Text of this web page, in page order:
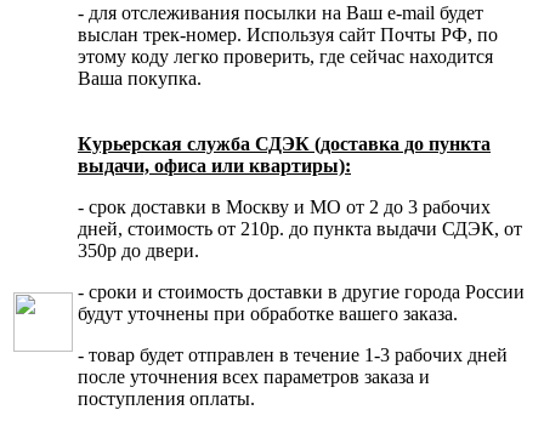
- для отслеживания посылки на Ваш e-mail будет
выслан трек-номер. Используя сайт Почты РФ, по
этому коду легко проверить, где сейчас находится
Ваша покупка.
Курьерская служба СДЭК (доставка до пункта
выдачи, офиса или квартиры):
- срок доставки в Москву и МО от 2 до 3 рабочих
дней, стоимость от 210р. до пункта выдачи СДЭК, от
350р до двери.
- сроки и стоимость доставки в другие города России
будут уточнены при обработке вашего заказа.
- товар будет отправлен в течение 1-3 рабочих дней
после уточнения всех параметров заказа и
поступления оплаты.